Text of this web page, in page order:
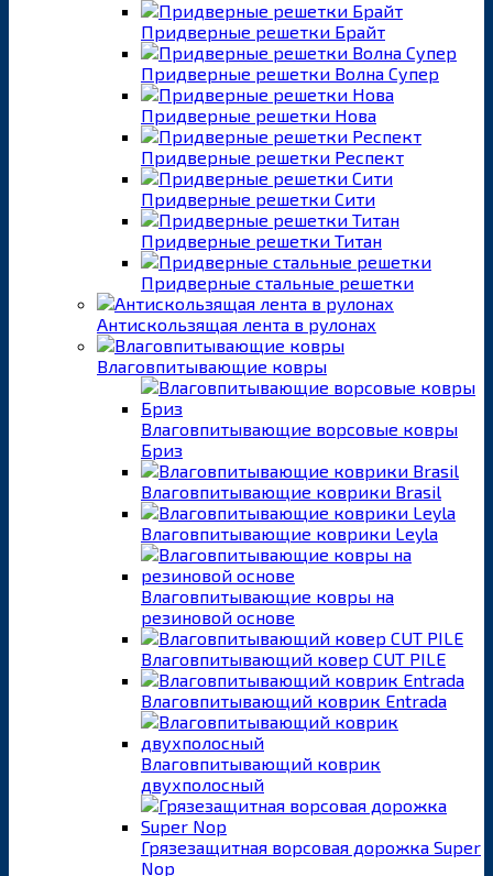
Придверные решетки Брайт
Придверные решетки Волна Супер
Придверные решетки Нова
Придверные решетки Респект
Придверные решетки Сити
Придверные решетки Титан
Придверные стальные решетки
Антискользящая лента в рулонах
Влаговпитывающие ковры
Влаговпитывающие ворсовые ковры
Бриз
Влаговпитывающие коврики Brasil
Влаговпитывающие коврики Leyla
Влаговпитывающие ковры на
резиновой основе
Влаговпитывающий ковер CUT PILE
Влаговпитывающий коврик Entrada
Влаговпитывающий коврик
двухполосный
Грязезащитная ворсовая дорожка Super
Nop